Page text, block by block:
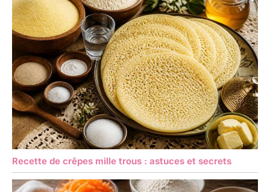
Recette de crêpes mille trous : astuces et secrets